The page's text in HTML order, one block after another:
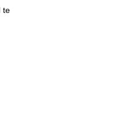
te